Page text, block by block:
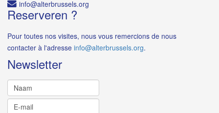
Reserveren ?
Pour toutes nos visites, nous vous remercions de nous
contacter à l'adresse i .
Newsletter